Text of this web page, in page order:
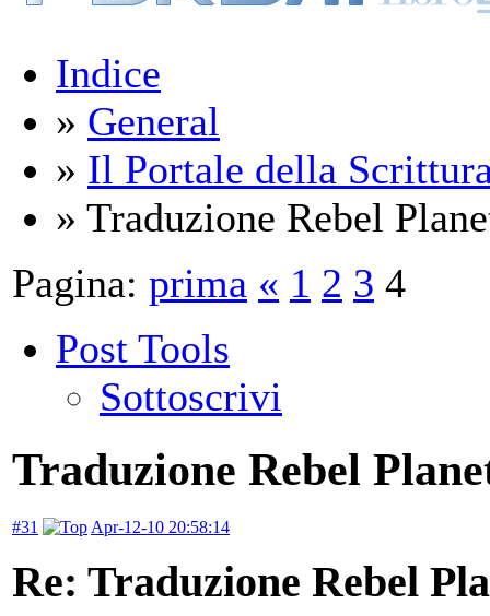
Indice
» General
» Il Portale della
» Traduzione Rebel
Pagina: prima « 1 2 3 4
Post Tools
Sottoscrivi
Traduzione Rebel
#31 Apr-12-10 20:58:14
Re: Traduzione Rebel